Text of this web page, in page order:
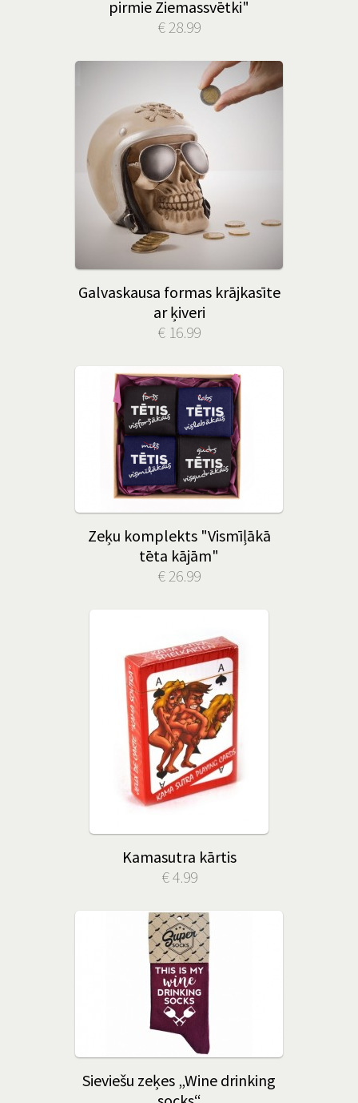
pirmie Ziemassvētki"
€ 28.99
Galvaskausa formas krājkasīte
ar ķiveri
€ 16.99
Zeķu komplekts "Vismīļākā
tēta kājām"
€ 26.99
Kamasutra kārtis
€ 4.99
Sieviešu zeķes „Wine drinking